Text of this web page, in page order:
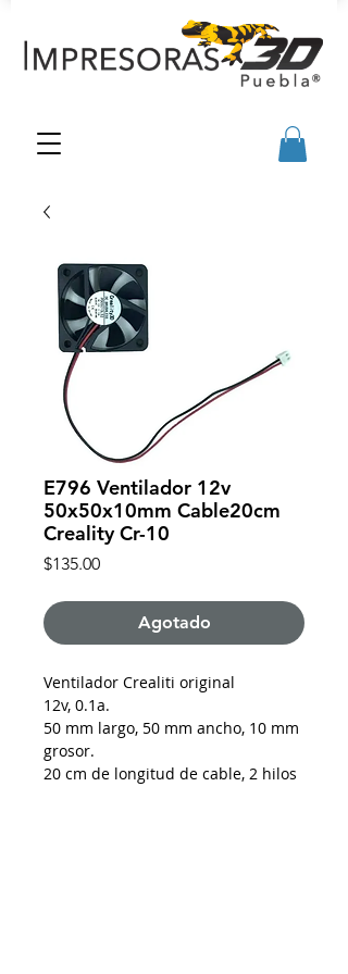
E796 Ventilador 12v
50x50x10mm Cable20cm
Creality Cr-10
$135.00Precio
Agotado
Ventilador Crealiti original
12v, 0.1a.
50 mm largo, 50 mm ancho, 10 mm
grosor.
20 cm de longitud de cable, 2 hilos